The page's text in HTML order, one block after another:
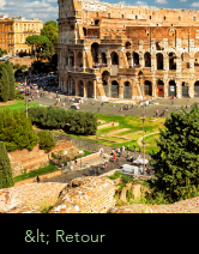
&lt; Retour